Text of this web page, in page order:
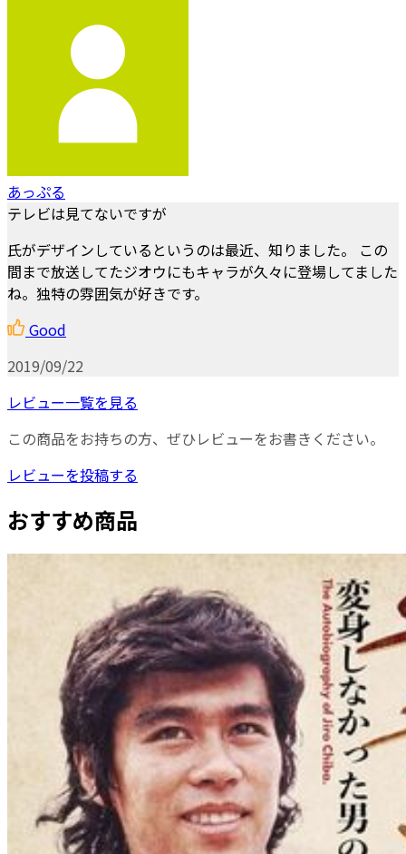
あっぷる
テレビは見てないですが
氏がデザインしているというのは最近、知りました。 この
間まで放送してたジオウにもキャラが久々に登場してました
ね。独特の雰囲気が好きです。
Good
2019/09/22
レビュー一覧を見る
この商品をお持ちの方、ぜひレビューをお書きください。
レビューを投稿する
おすすめ商品